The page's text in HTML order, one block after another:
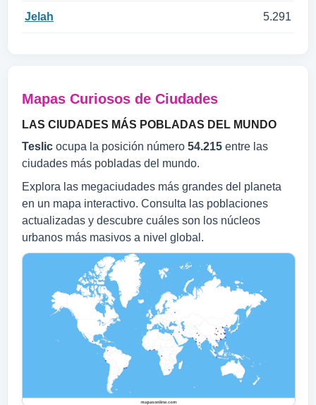
Jelah 5.291
Mapas Curiosos de Ciudades
LAS CIUDADES MÁS POBLADAS DEL MUNDO
Teslic ocupa la posición número 54.215 entre las
ciudades más pobladas del mundo.
Explora las megaciudades más grandes del planeta
en un mapa interactivo. Consulta las poblaciones
actualizadas y descubre cuáles son los núcleos
urbanos más masivos a nivel global.